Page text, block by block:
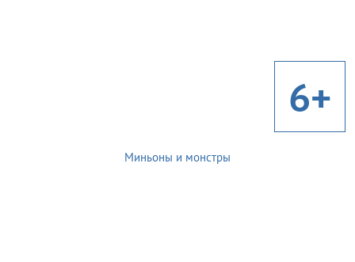
6+
Миньоны и монстры